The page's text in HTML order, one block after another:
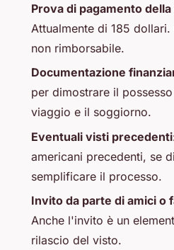
Prova di pagamento
Attualmente di 185
non rimborsabile.
Documentazione
per dimostrare il
viaggio e il soggiorno.
Eventuali visti precedenti
americani precedenti, se
semplificare il processo.
Invito da parte di amici o
Anche l'invito è un
rilascio del visto.